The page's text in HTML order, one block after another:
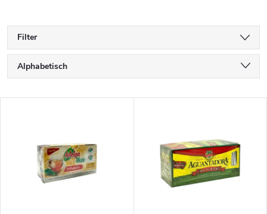
Filter
P
r
Alphabetisch